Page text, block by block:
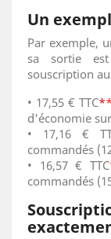
Un
Par exemple,
sa sortie
souscription
• 17,55 € TTC**
d'économie
• 17,16 €
commandés
• 16,57 € TTC
commandés